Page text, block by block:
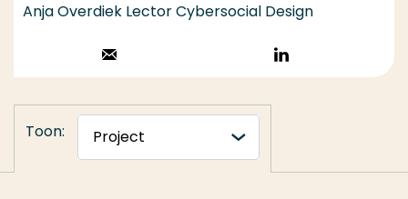
Anja Overdiek Lector Cybersocial Design
Stuur een email
Volg op
LinkedIn
Toon: